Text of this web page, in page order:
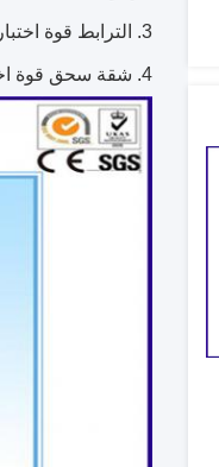
3. الترابط قوة اختبار = حلقة سحق تستر + هود قوة تجريد الإطار.
4. شقة سحق قوة اختبار = حلقة سحق تستر + شقة سحق العينات.